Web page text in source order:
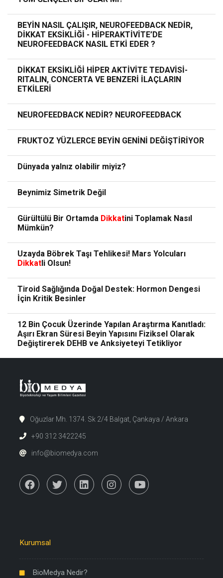
BEYİN NASIL ÇALIŞIR, NEUROFEEDBACK NEDİR,
DİKKAT EKSİKLİĞİ - HİPERAKTİVİTE’DE
NEUROFEEDBACK NASIL ETKİ EDER ?
DİKKAT EKSİKLİĞİ HİPER AKTİVİTE TEDAVİSİ-
RITALIN, CONCERTA VE BENZERİ İLAÇLARIN
ETKİLERİ
NEUROFEEDBACK NEDİR? NEUROFEEDBACK
FRUKTOZ YÜZLERCE BEYİN GENİNİ DEĞİŞTİRİYOR
Dünyada yalnız olabilir miyiz?
Beynimiz Simetrik Değil
Gürültülü Bir Ortamda Dikkatini Toplamak Nasıl
Mümkün?
Uzayda Böbrek Taşı Tehlikesi! Mars Yolcuları
Dikkat li Olsun!
Tiroid Sağlığında Doğal Destek: Hormon Dengesi
İçin Kritik Besinler
12 Bin Çocuk Üzerinde Yapılan Araştırma Kanıtladı:
Aşırı Ekran Süresi Beyin Yapısını Fiziksel Olarak
Değiştirerek DEHB ve Anksiyeteyi Tetikliyor
Oğuzlar Mh. 1374. Sk 2/4 Balgat, Çankaya / Ankara
+90 312 3422245
info@biomedya.com
Kurumsal
BioMedya Nedir?